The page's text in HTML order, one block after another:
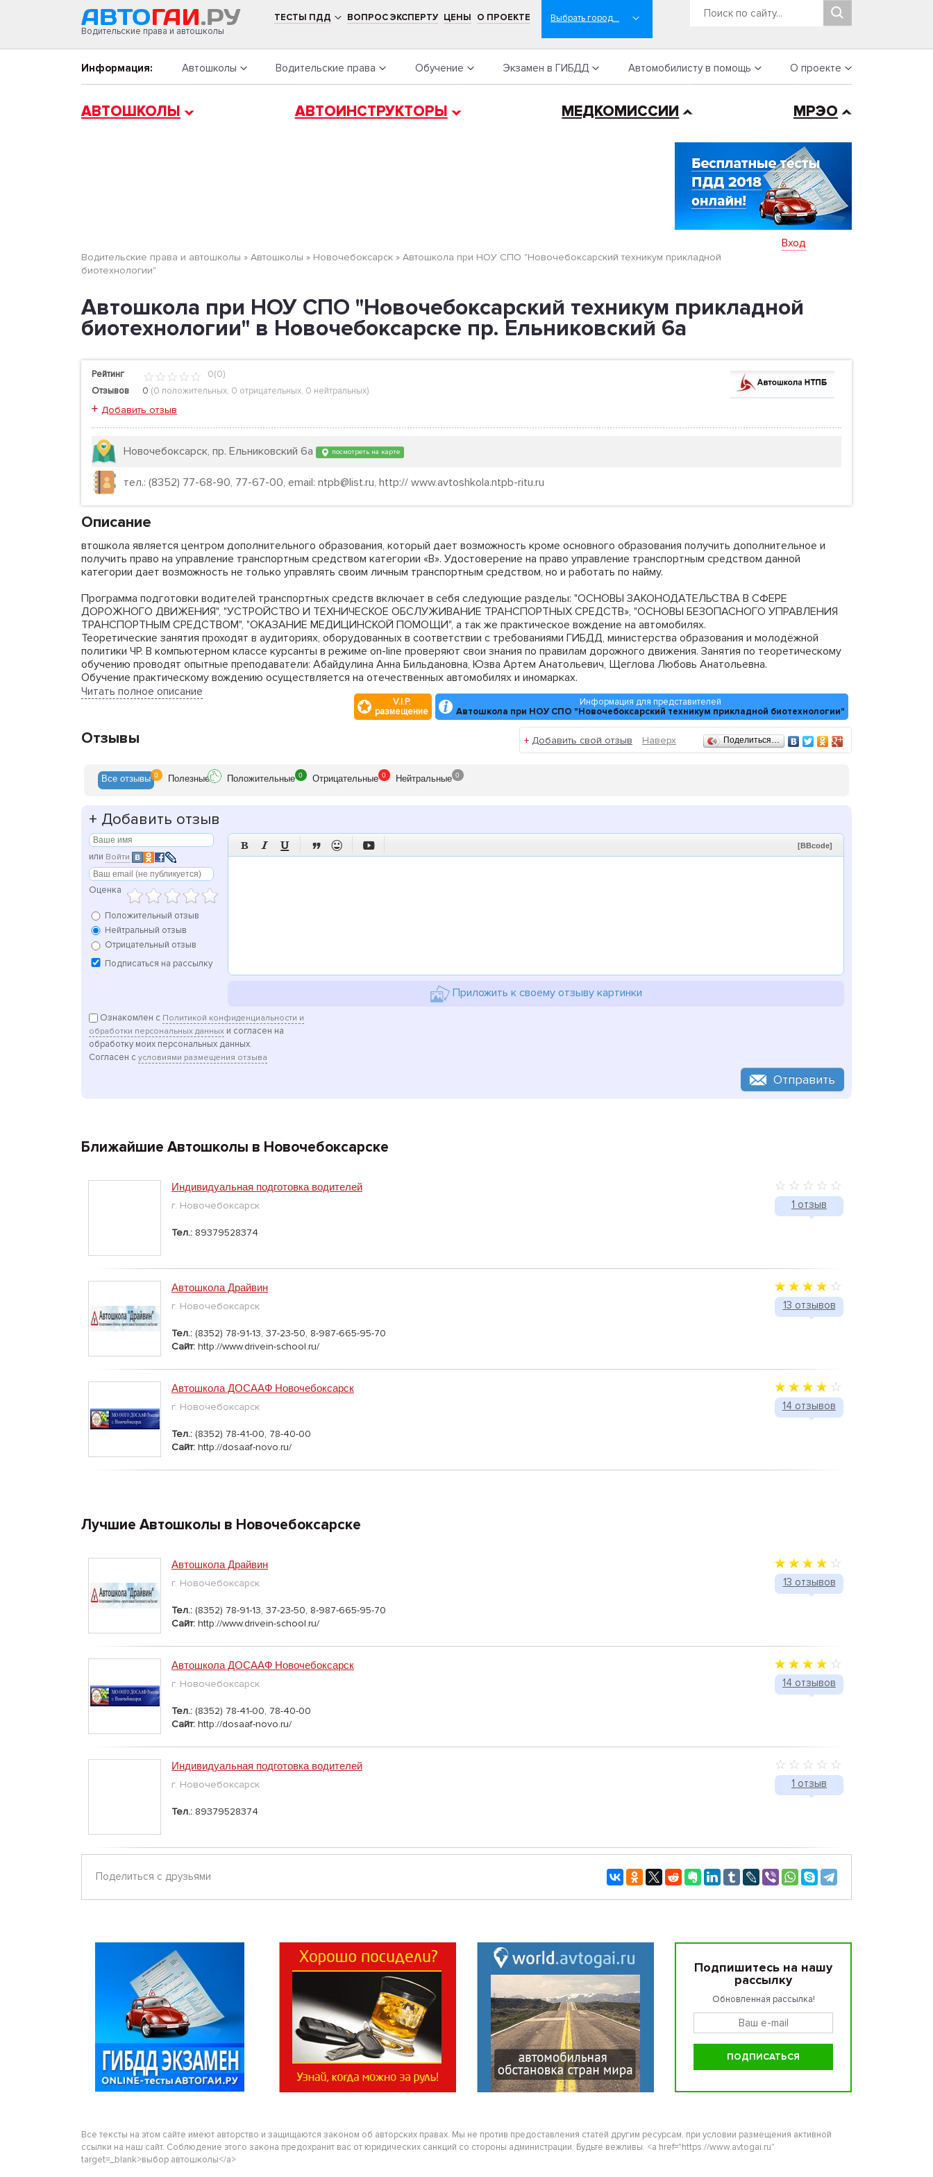
Водительские права и автошколы
ТЕСТЫ ПДД ВОПРОС ЭКСПЕРТУ ЦЕНЫ О ПРОЕКТЕ
Информация: Автошколы Водительские права Обучение Экзамен в ГИБДД Автомобилисту в помощь О проекте
АВТОШКОЛЫ АВТОИНСТРУКТОРЫ МЕДКОМИССИИ МРЭО
Водительские права и автошколы » Автошколы » Новочебоксарск » Автошкола при НОУ СПО "Новочебоксарский техникум прикладной
биотехнологии"
Вход
Автошкола при НОУ СПО "Новочебоксарский техникум прикладной
биотехнологии" в Новочебоксарске пр. Ельниковский 6а
Рейтинг
0(0)
Отзывов
0 (0 положительных, 0 отрицательных, 0 нейтральных)
+ Добавить отзыв
Новочебоксарск, пр. Ельниковский 6а посмотреть на карте
тел.: (8352) 77-68-90, 77-67-00, email: ntpb@list.ru, http:// www.avtoshkola.ntpb-ritu.ru
Описание
втошкола является центром дополнительного образования, который дает возможность кроме основного образования получить дополнительное и
получить право на управление транспортным средством категории «В». Удостоверение на право управление транспортным средством данной
категории дает возможность не только управлять своим личным транспортным средством, но и работать по найму.
Программа подготовки водителей транспортных средств включает в себя следующие разделы: "ОСНОВЫ ЗАКОНОДАТЕЛЬСТВА В СФЕРЕ
ДОРОЖНОГО ДВИЖЕНИЯ", "УСТРОЙСТВО И ТЕХНИЧЕСКОЕ ОБСЛУЖИВАНИЕ ТРАНСПОРТНЫХ СРЕДСТВ», "ОСНОВЫ БЕЗОПАСНОГО УПРАВЛЕНИЯ
ТРАНСПОРТНЫМ СРЕДСТВОМ", "ОКАЗАНИЕ МЕДИЦИНСКОЙ ПОМОЩИ", а так же практическое вождение на автомобилях.
Теоретические занятия проходят в аудиториях, оборудованных в соответствии с требованиями ГИБДД, министерства образования и молодёжной
политики ЧР. В компьютерном классе курсанты в режиме on-line проверяют свои знания по правилам дорожного движения. Занятия по теоретическому
обучению проводят опытные преподаватели: Абайдулина Анна Бильдановна, Юзва Артем Анатольевич, Щеглова Любовь Анатольевна.
Обучение практическому вождению осуществляется на отечественных автомобилях и иномарках.
Инструктора по практическому вождению имеют большой водительский стаж и свидетельство на право обучения вождению автотранспортных
Если вы желаете научиться управлять автомобилем безаварийно и быть уверенным в своих умениях и навыках, мы ждем Вас!
Нормативный срок освоения – 156 часов.
Читать полное описание
V.I.P.
размещение
Информация для представителей
Автошкола при НОУ СПО "Новочебоксарский техникум прикладной биотехнологии"
Отзывы + Добавить свой отзыв Наверх Поделиться…
Все отзывы 0 Полезные Положительные 0 Отрицательные 0 Нейтральные 0
+ Добавить отзыв
или Войти
Оценка
Положительный отзыв
Нейтральный отзыв
Отрицательный отзыв
Подписаться на рассылку
      [BBcode]
Приложить к своему отзыву картинки
Ознакомлен с Политикой конфиденциальности и
обработки персональных данных и согласен на
обработку моих персональных данных.
Согласен с условиями размещения отзыва
Отправить
Ближайшие Автошколы в Новочебоксарске
1 отзыв
Индивидуальная подготовка водителей
г. Новочебоксарск
Тел.: 89379528374
13 отзывов
Автошкола Драйвин
г. Новочебоксарск
Тел.: (8352) 78-91-13, 37-23-50, 8-987-665-95-70
Сайт: http://www.drivein-school.ru/
14 отзывов
Автошкола ДОСААФ Новочебоксарск
г. Новочебоксарск
Тел.: (8352) 78-41-00, 78-40-00
Сайт: http://dosaaf-novo.ru/
Лучшие Автошколы в Новочебоксарске
13 отзывов
Автошкола Драйвин
г. Новочебоксарск
Тел.: (8352) 78-91-13, 37-23-50, 8-987-665-95-70
Сайт: http://www.drivein-school.ru/
14 отзывов
Автошкола ДОСААФ Новочебоксарск
г. Новочебоксарск
Тел.: (8352) 78-41-00, 78-40-00
Сайт: http://dosaaf-novo.ru/
1 отзыв
Индивидуальная подготовка водителей
г. Новочебоксарск
Тел.: 89379528374
Поделиться с друзьями
Подпишитесь на нашу
рассылку
Обновленная рассылка!
Все тексты на этом сайте имеют авторство и защищаются законом об авторских правах. Мы не против предоставления статей другим ресурсам, при условии размещения активной
ссылки на наш сайт. Соблюдение этого закона предохранит вас от юридических санкций со стороны администрации. Будьте вежливы. <a href="https://www.avtogai.ru"
target=_blank>выбор автошколы</a>